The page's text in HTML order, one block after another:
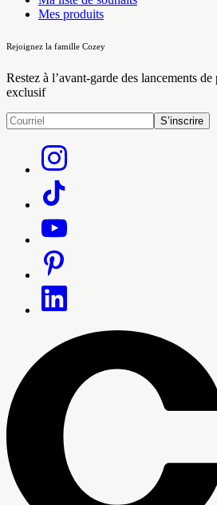
Mes produits
Rejoignez la famille Cozey
Restez à l’avant-garde des lancements
exclusif
S’inscrire